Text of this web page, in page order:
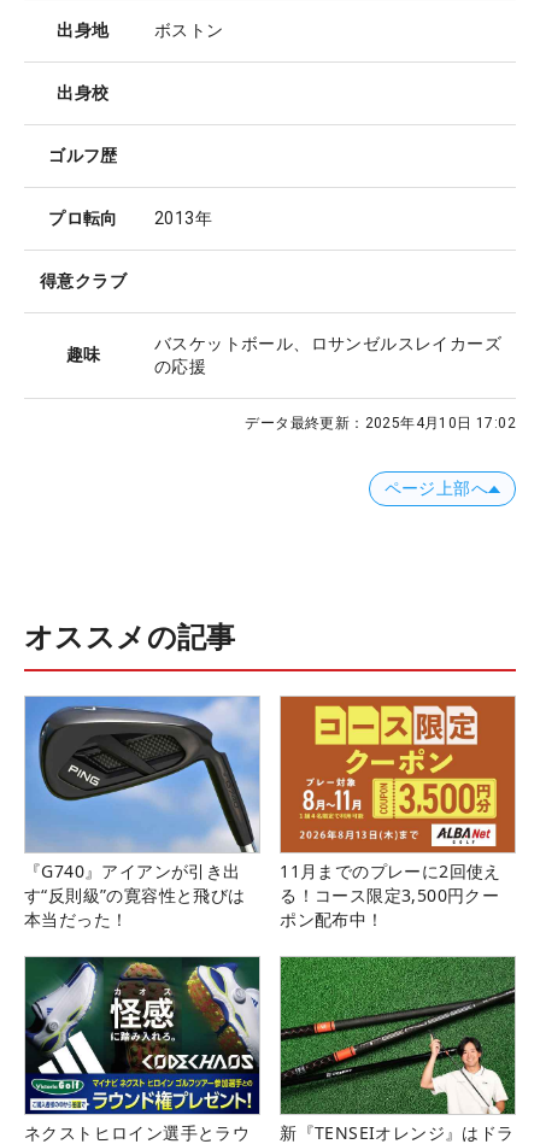
出身地 ボストン
出身校
ゴルフ歴
プロ転向 2013年
得意クラブ
趣味
バスケットボール、ロサンゼルスレイカーズ
の応援
データ最終更新： 2025年4月10日 17:02
ページ上部へ
オススメの記事
『G740』アイアンが引き出
す“反則級”の寛容性と飛びは
本当だった！
11月までのプレーに2回使え
る！コース限定3,500円クー
ポン配布中！
ネクストヒロイン選手とラウ 新『TENSEIオレンジ』はドラ